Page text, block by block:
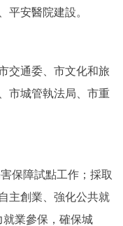
平安醫院建設。
通委、市文化和旅
市城管執法局、市重
保障試點工作；採取
主創業、強化公共就
業參保，確保城